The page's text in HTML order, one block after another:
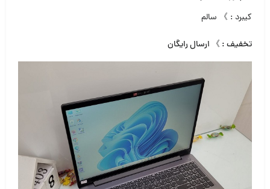
کیبرد : 》 سالم
تخفیف : 》 ارسال رایگان